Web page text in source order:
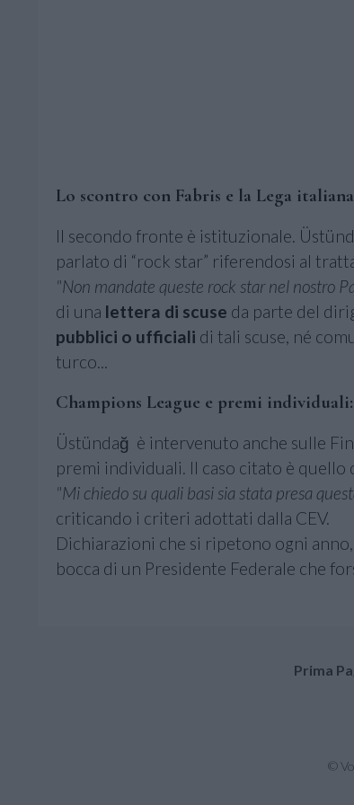
Lo scontro con Fabris e la Lega italiana
Il secondo fronte è istituzionale.
parlato di “rock star” riferendosi al
"Non mandate queste rock star nel nostro
di una lettera di scuse da parte del
pubblici o ufficiali di tali scuse, né
turco...
Champions League e premi
Üstündağ è intervenuto anche sulle
premi individuali. Il caso citato è quello
"Mi chiedo su quali basi sia stata presa
criticando i criteri adottati dalla CEV.
Dichiarazioni che si ripetono ogni
bocca di un Presidente Federale che
Prima
©